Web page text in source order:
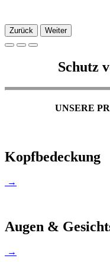
Zurück Weiter
Schutz
UNSERE
Kopfbedeckung
→
Augen &
→